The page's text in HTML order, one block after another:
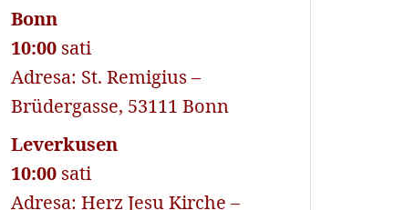
Bonn
10:00 sati
Adresa: St. Remigius –
Brüdergasse, 53111 Bonn
Leverkusen
10:00 sati
Adresa: Herz Jesu Kirche –